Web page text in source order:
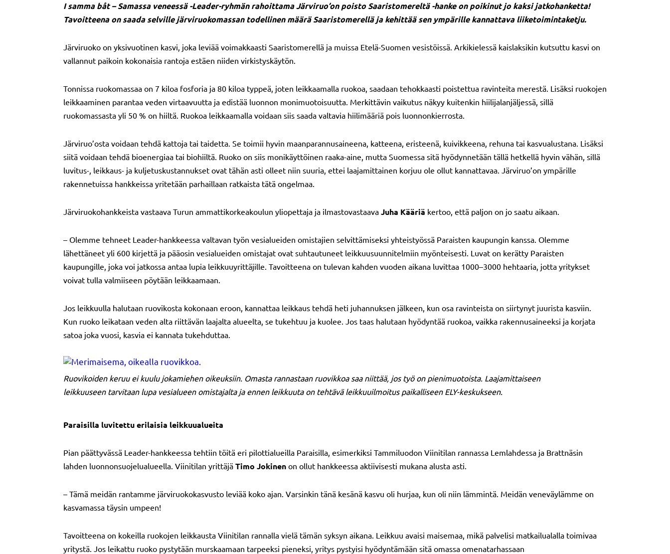
I samma båt – Samassa veneessä -Leader-ryhmän rahoittama Järviruo’on poisto Saaristomereltä -hanke on poikinut jo kaksi jatkohanketta!
Tavoitteena on saada selville järviruokomassan todellinen määrä Saaristomerellä ja kehittää sen ympärille kannattava liiketoimintaketju.
Järviruoko on yksivuotinen kasvi, joka leviää voimakkaasti Saaristomerellä ja muissa Etelä-Suomen vesistöissä. Arkikielessä kaislaksikin kutsuttu kasvi on
vallannut paikoin kokonaisia rantoja estäen niiden virkistyskäytön.
Tonnissa ruokomassaa on 7 kiloa fosforia ja 80 kiloa typpeä, joten leikkaamalla ruokoa, saadaan tehokkaasti poistettua ravinteita merestä. Lisäksi ruokojen
leikkaaminen parantaa veden virtaavuutta ja edistää luonnon monimuotoisuutta. Merkittävin vaikutus näkyy kuitenkin hiilijalanjäljessä, sillä
ruokomassasta yli 50 % on hiiltä. Ruokoa leikkaamalla voidaan siis saada valtavia hiilimääriä pois luonnonkierrosta.
Järviruo’osta voidaan tehdä kattoja tai taidetta. Se toimii hyvin maanparannusaineena, katteena, eristeenä, kuivikkeena, rehuna tai kasvualustana. Lisäksi
siitä voidaan tehdä bioenergiaa tai biohiiltä. Ruoko on siis monikäyttöinen raaka-aine, mutta Suomessa sitä hyödynnetään tällä hetkellä hyvin vähän, sillä
luvitus-, leikkaus- ja kuljetuskustannukset ovat tähän asti olleet niin suuria, ettei laajamittainen korjuu ole ollut kannattavaa. Järviruo’on ympärille
rakennetuissa hankkeissa yritetään parhaillaan ratkaista tätä ongelmaa.
Järviruokohankkeista vastaava Turun ammattikorkeakoulun yliopettaja ja ilmastovastaava Juha Kääriä kertoo, että paljon on jo saatu aikaan.
– Olemme tehneet Leader-hankkeessa valtavan työn vesialueiden omistajien selvittämiseksi yhteistyössä Paraisten kaupungin kanssa. Olemme
lähettäneet yli 600 kirjettä ja pääosin vesialueiden omistajat ovat suhtautuneet leikkuusuunnitelmiin myönteisesti. Luvat on kerätty Paraisten
kaupungille, joka voi jatkossa antaa lupia leikkuuyrittäjille. Tavoitteena on tulevan kahden vuoden aikana luvittaa 1000–3000 hehtaaria, jotta yritykset
voivat tulla valmiiseen pöytään leikkaamaan.
Jos leikkuulla halutaan ruovikosta kokonaan eroon, kannattaa leikkaus tehdä heti juhannuksen jälkeen, kun osa ravinteista on siirtynyt juurista kasviin.
Kun ruoko leikataan veden alta riittävän laajalta alueelta, se tukehtuu ja kuolee. Jos taas halutaan hyödyntää ruokoa, vaikka rakennusaineeksi ja korjata
satoa joka vuosi, kasvia ei kannata tukehduttaa.
Ruovikoiden keruu ei kuulu jokamiehen oikeuksiin. Omasta rannastaan ruovikkoa saa niittää, jos työ on pienimuotoista. Laajamittaiseen
leikkuuseen tarvitaan lupa vesialueen omistajalta ja ennen leikkuuta on tehtävä leikkuuilmoitus paikalliseen ELY-keskukseen.
Paraisilla luvitettu erilaisia leikkuualueita
Pian päättyvässä Leader-hankkeessa tehtiin töitä eri pilottialueilla Paraisilla, esimerkiksi Tammiluodon Viinitilan rannassa Lemlahdessa ja Brattnäsin
lahden luonnonsuojelualueella. Viinitilan yrittäjä Timo Jokinen on ollut hankkeessa aktiivisesti mukana alusta asti.
– Tämä meidän rantamme järviruokokasvusto leviää koko ajan. Varsinkin tänä kesänä kasvu oli hurjaa, kun oli niin lämmintä. Meidän veneväylämme on
kasvamassa täysin umpeen!
Tavoitteena on kokeilla ruokojen leikkausta Viinitilan rannalla vielä tämän syksyn aikana. Leikkuu avaisi maisemaa, mikä palvelisi matkailualalla toimivaa
yritystä. Jos leikattu ruoko pystytään murskaamaan tarpeeksi pieneksi, yritys pystyisi hyödyntämään sitä omassa omenatarhassaan